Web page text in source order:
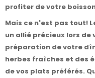
profiter de votre
Mais ce n'est pas tout!
un allié précieux lors de
préparation de votre
herbes fraîches et des
de vos plats préférés.